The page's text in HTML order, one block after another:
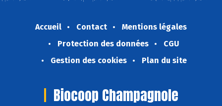
Accueil Contact
Mentions légales
Protection des données
CGU
Gestion des cookies
Plan du site
Biocoop Champagnole